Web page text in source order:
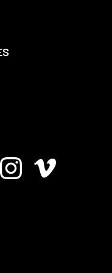
Instagram
Vimeo